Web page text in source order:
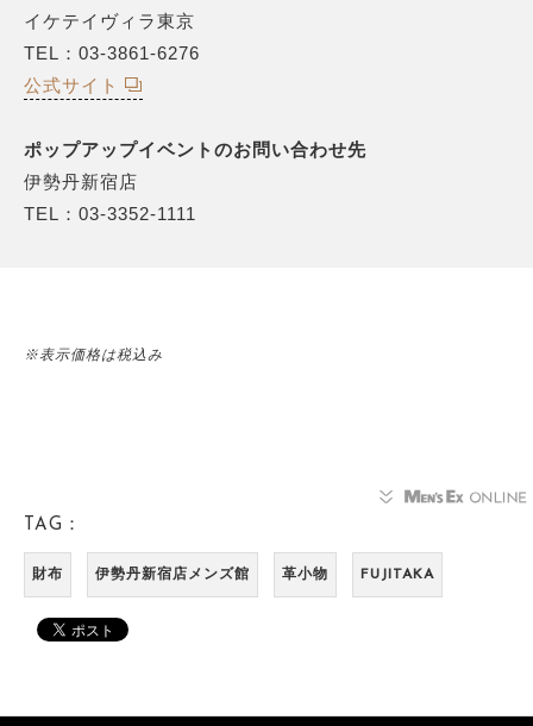
イケテイヴィラ東京
TEL：03-3861-6276
公式サイト
ポップアップイベントのお問い合わせ先
伊勢丹新宿店
TEL：03-3352-1111
※表示価格は税込み
TAG：
財布 伊勢丹新宿店メンズ館 革小物 FUJITAKA